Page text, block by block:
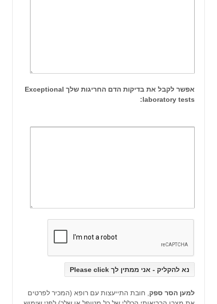
אפשר לקבל את בדיקות הדם החריגות שלך Exceptional
laboratory tests:
למען הסר ספק , חובת התייעצות עם רופא (המכיר לפרטים